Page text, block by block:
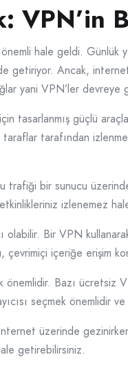
hale geldi. Günlük
getiriyor. Ancak,
yani VPN’ler devreye
tasarlanmış güçlü
tarafından
bir sunucu
izlenemez
olabilir. Bir VPN
içeriğe erişim
önemlidir. Bazı
seçmek önemlidir
üzerinde
getirebilirsiniz.